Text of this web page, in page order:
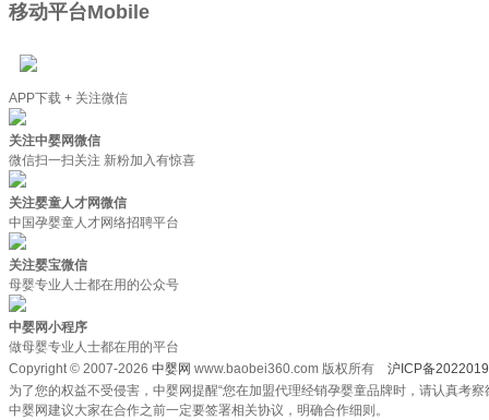
移动平台Mobile
APP下载 + 关注微信
关注中婴网微信
微信扫一扫关注 新粉加入有惊喜
关注婴童人才网微信
中国孕婴童人才网络招聘平台
关注婴宝微信
母婴专业人士都在用的公众号
中婴网小程序
做母婴专业人士都在用的平台
Copyright © 2007-2026 中婴网 www.baobei360.com 版权所有 沪ICP备
为了您的权益不受侵害，中婴网提醒“您在加盟代理经销孕婴童品牌时，请认真考
中婴网建议大家在合作之前一定要签署相关协议，明确合作细则。